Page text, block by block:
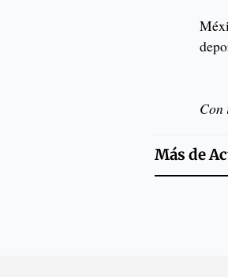
Con
Más de